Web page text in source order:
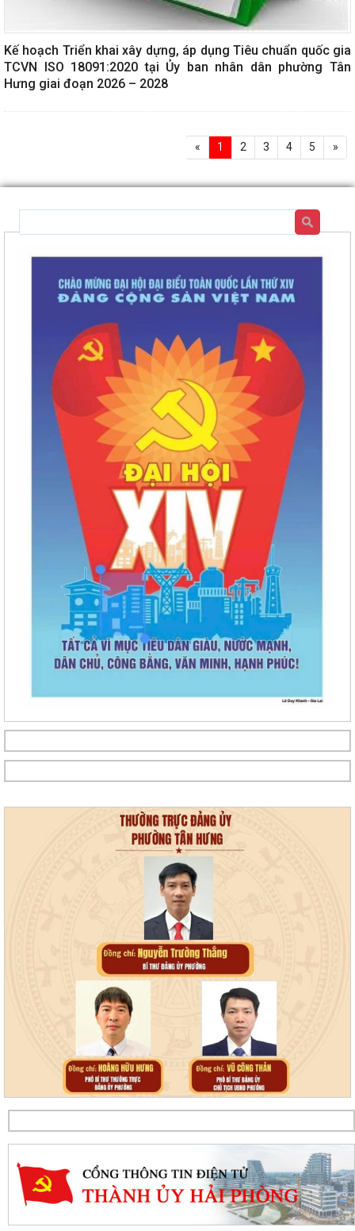
Kế hoạch Triển khai xây dựng, áp dụng Tiêu chuẩn quốc gia
TCVN ISO 18091:2020 tại Ủy ban nhân dân phường Tân
Hưng giai đoạn 2026 – 2028
« 1 2 3 4 5 »